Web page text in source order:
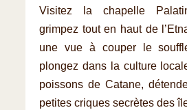
Visitez la chapelle
grimpez tout en haut de
une vue à couper le
plongez dans la culture
poissons de Catane,
petites criques secrètes des